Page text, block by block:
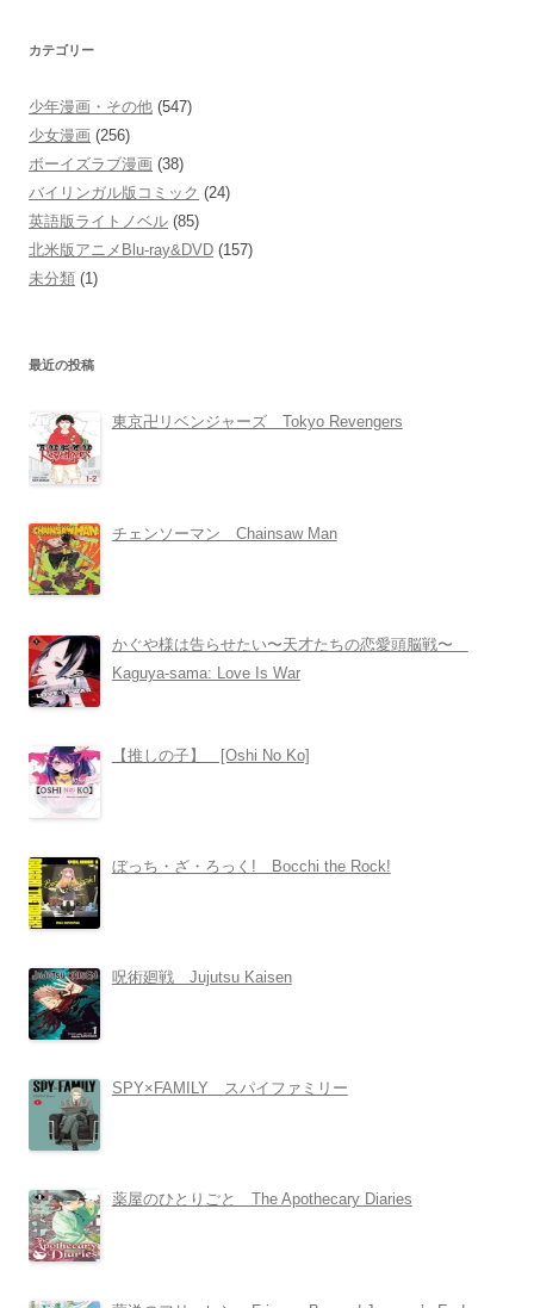
カテゴリー
少年漫画・その他 (547)
少女漫画 (256)
ボーイズラブ漫画 (38)
バイリンガル版コミック (24)
英語版ライトノベル (85)
北米版アニメBlu-ray&DVD (157)
未分類 (1)
最近の投稿
東京卍リベンジャーズ Tokyo Revengers
チェンソーマン Chainsaw Man
かぐや様は告らせたい〜天才たちの恋愛頭脳戦〜
Kaguya-sama: Love Is War
【推しの子】 [Oshi No Ko]
ぼっち・ざ・ろっく! Bocchi the Rock!
呪術廻戦 Jujutsu Kaisen
SPY×FAMILY スパイファミリー
薬屋のひとりごと The Apothecary Diaries